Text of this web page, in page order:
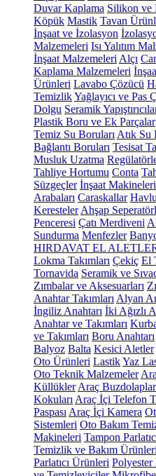
Duvar Kaplama Silikon ve
Köpük Mastik Tavan
İnşaat ve İzolasyon
Malzemeleri Isı Yalıtım
İnşaat Malzemeleri Alçı
Kaplama Malzemeleri
Ürünleri Lavabo Çözücü
TemizlikYağlayıcı ve Pas
Dolgu Seramik
Plastik Boru ve Ek Parçalar
Temiz Su Boruları Atık Su
Bağlantı Boruları Tesisat
Musluk Uzatma
Tahliye Hortumu Conta
Süzgeçler İnşaat Makineleri
Arabaları Caraskallar
Keresteler Ahşap
Penceresi Çatı Merdiveni
Sundurma Menfezler
HIRDAVAT EL
Lokma Takımları Çekiç El
Tornavida Seramik ve
Zımbalar ve Aksesuarları
Anahtar Takımları Alyan
İngiliz Anahtarı İki Ağızlı
Anahtar ve Takımları
ve Takımları Boru Anahtarı
Balyoz Balta Kesici Aletler
Oto Ürünleri LastikYaz
Oto Teknik Malzemeler
Küllükler Araç
Kokuları Araç İçi Telefon
Paspası Araç İçi Kamera
Sistemleri Oto Bakım
Makineleri Tampon
Temizlik ve Bakım Ürünleri
Parlatıcı Ürünleri Polyester